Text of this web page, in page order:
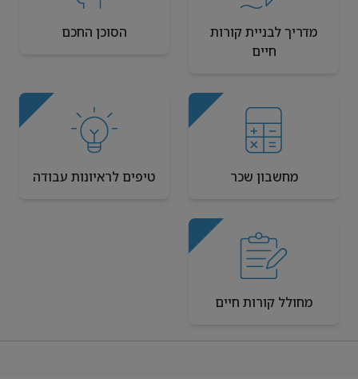
מדריך לבניית קורות
חיים
הסוכן החכם
מחשבון שכר טיפים לראיונות עבודה
מחולל קורות חיים